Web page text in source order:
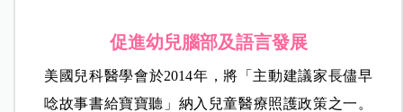
促進幼兒腦部及語言發展
美國兒科醫學會於2014年，將「主動建議家長儘早
唸故事書給寶寶聽」納入兒童醫療照護政策之一。